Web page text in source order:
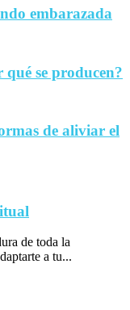
embarazada
se producen?
de aliviar el
de toda la
a tu...